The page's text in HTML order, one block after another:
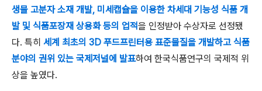
생물 고분자 소재 개발, 미세캡슐을 이용한 차세대 기능성 식품 개
발 및 식품포장재 상용화 등의 업적을 인정받아 수상자로 선정됐
다. 특히 세계 최초의 3D 푸드프린터용 표준물질을 개발하고 식품
분야의 권위 있는 국제저널에 발표하여 한국식품연구의 국제적 위
상을 높였다.